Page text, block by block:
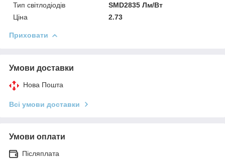
Тип світлодіодів
SMD2835 Лм/Вт
Ціна
2.73
Приховати
Умови доставки
Нова Пошта
Всі умови доставки
Умови оплати
Післяплата